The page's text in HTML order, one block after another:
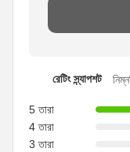
রেটিং স্ন্যাপশট
5 তারা
4 তারা
3 তারা